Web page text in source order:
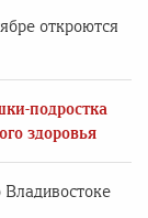
откроются
подростка
здоровья